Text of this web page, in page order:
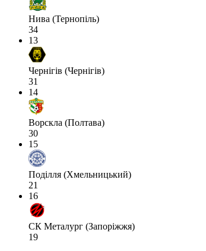
Нива (Тернопіль)
34
13
Чернігів (Чернігів)
31
14
Ворскла (Полтава)
30
15
Поділля (Хмельницький)
21
16
СК Металург (Запоріжжя)
19